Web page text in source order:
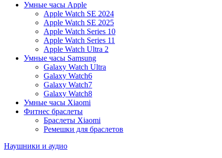
Умные часы Apple
Apple Watch SE 2024
Apple Watch SE 2025
Apple Watch Series 10
Apple Watch Series 11
Apple Watch Ultra 2
Умные часы Samsung
Galaxy Watch Ultra
Galaxy Watch6
Galaxy Watch7
Galaxy Watch8
Умные часы Xiaomi
Фитнес браслеты
Браслеты Xiaomi
Ремешки для браслетов
Наушники и аудио